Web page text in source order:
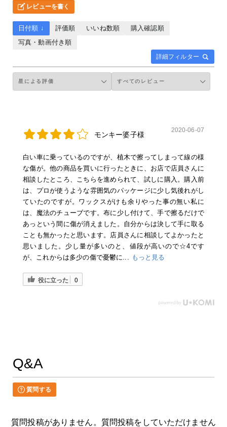
レビューを書く
詳細フィルター
日付順 ↓ 評価順 いいね数順
購入確認順
写真・動画付き順
モンキー婆子様
2020-06-07
白い車に乗っているのですが、植木で擦ってしまって線の様
な傷が。他の商品を買いに行ったときに、お店で店員さんに
相談したところ、こちらを進められて、試しに購入。購入前
は、プロが使うような雰囲気のパッケージに少し気後れがし
ていたのですが。ワックスがけも余りやった事の無い私に
は、魔法のチューブです。布に少し付けて、手で擦るだけで
あっという間に傷が消えました。自分からは決して手に取る
ことも無かったと思います。店員さんに相談してよかったと
思いました。少し量が多いのと、値段が高いので☆4です
が、これからは多少の傷で憂鬱に... もっと見る
役に立った 0
Q&A
質問する
質問投稿がありません。質問投稿をしていただけません